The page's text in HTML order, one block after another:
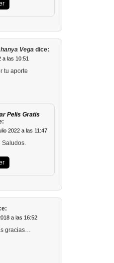
Vega dice:
a las 10:51
tu aporte
Pelis Gratis
2022 a las 11:47
Saludos.
a las 16:52
gracias…